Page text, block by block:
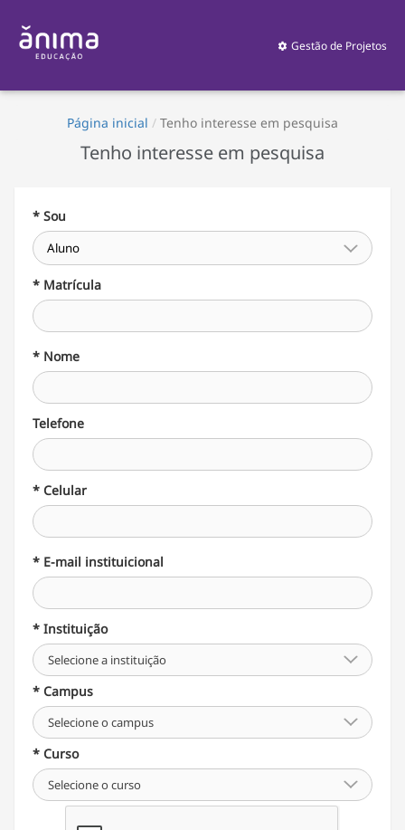
Gestão de Projetos
Página inicial / Tenho interesse em pesquisa
Tenho interesse em pesquisa
* Sou
* Matrícula
* Nome
Telefone
* Celular
* E-mail instituicional
* Instituição
Selecione a instituição
* Campus
Selecione o campus
* Curso
Selecione o curso